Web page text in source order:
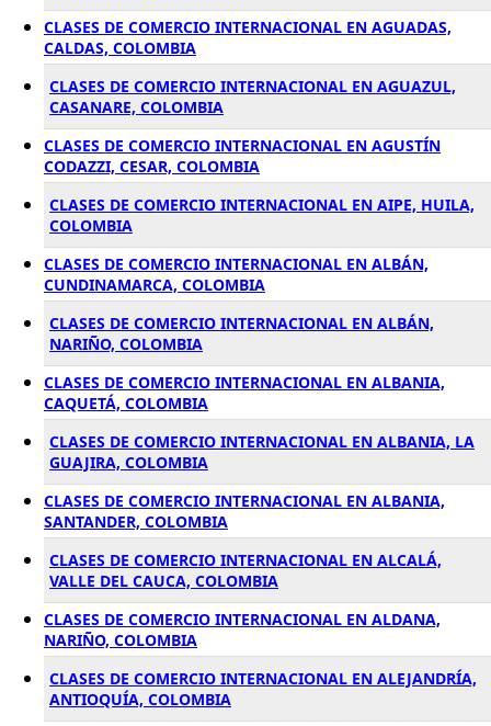
CLASES DE COMERCIO INTERNACIONAL EN AGUADAS,
CALDAS, COLOMBIA
CLASES DE COMERCIO INTERNACIONAL EN AGUAZUL,
CASANARE, COLOMBIA
CLASES DE COMERCIO INTERNACIONAL EN AGUSTÍN
CODAZZI, CESAR, COLOMBIA
CLASES DE COMERCIO INTERNACIONAL EN AIPE, HUILA,
COLOMBIA
CLASES DE COMERCIO INTERNACIONAL EN ALBÁN,
CUNDINAMARCA, COLOMBIA
CLASES DE COMERCIO INTERNACIONAL EN ALBÁN,
NARIÑO, COLOMBIA
CLASES DE COMERCIO INTERNACIONAL EN ALBANIA,
CAQUETÁ, COLOMBIA
CLASES DE COMERCIO INTERNACIONAL EN ALBANIA, LA
GUAJIRA, COLOMBIA
CLASES DE COMERCIO INTERNACIONAL EN ALBANIA,
SANTANDER, COLOMBIA
CLASES DE COMERCIO INTERNACIONAL EN ALCALÁ,
VALLE DEL CAUCA, COLOMBIA
CLASES DE COMERCIO INTERNACIONAL EN ALDANA,
NARIÑO, COLOMBIA
CLASES DE COMERCIO INTERNACIONAL EN ALEJANDRÍA,
ANTIOQUÍA, COLOMBIA